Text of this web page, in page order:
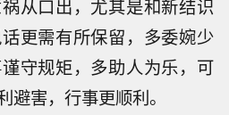
从口出，尤其是和新结识
更需有所保留，多委婉少
守规矩，多助人为乐，可
避害，行事更顺利。